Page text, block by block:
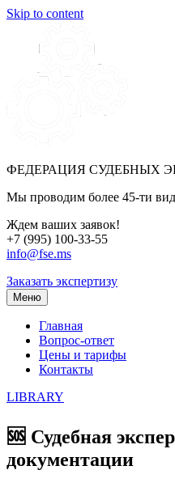
Skip to content
ФЕДЕРАЦИЯ СУДЕБНЫХ
Мы проводим более 45-ти
Ждем ваших заявок!
+7 (995) 100-33-55
info@fse.ms
Заказать экспертизу
Меню
Главная
Вопрос-ответ
Цены и тарифы
Контакты
LIBRARY
🆘 Судебная
документации